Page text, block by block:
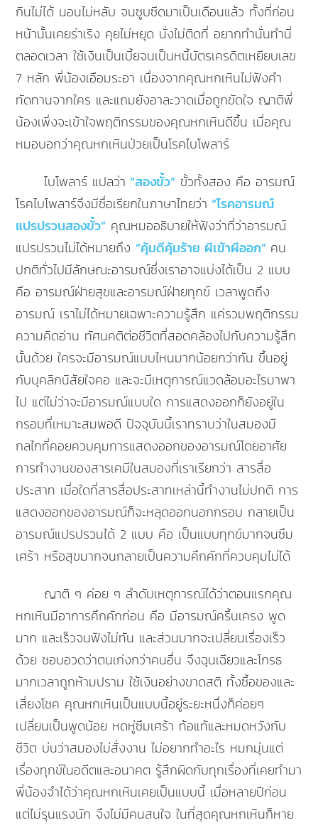
กินไม่ได้ นอนไม่หลับ จนซูบซีดมาเป็นเดือนแล้ว ทั้งที่ก่อน
หน้านั้นเคยร่าเริง คุยไม่หยุด นั่งไม่ติดที่ อยากทำนั่นทำนี่
ตลอดเวลา ใช้เงินเป็นเบี้ยจนเป็นหนี้บัตรเครดิตเหยียบเลข
7 หลัก พี่น้องเอือมระอา เนื่องจากคุณหกเหินไม่ฟังคำ
ทัดทานจากใคร และแถมยังอาละวาดเมื่อถูกขัดใจ ญาติพี่
น้องเพิ่งจะเข้าใจพฤติกรรมของคุณหกเหินดีขึ้น เมื่อคุณ
หมอบอกว่าคุณหกเหินป่วยเป็นโรคไบโพลาร์
ไบโพลาร์ แปลว่า “สองขั้ว” ขั้วทั้งสอง คือ อารมณ์
โรคไบโพลาร์จึงมีชื่อเรียกในภาษาไทยว่า “โรคอารมณ์
แปรปรวนสองขั้ว” คุณหมออธิบายให้ฟังว่าที่ว่าอารมณ์
แปรปรวนไม่ได้หมายถึง“คุ้มดีคุ้มร้าย ผีเข้าผีออก” คน
ปกติทั่วไปมีลักษณะอารมณ์ซึ่งเราอาจแบ่งได้เป็น 2 แบบ
คือ อารมณ์ฝ่ายสุขและอารมณ์ฝ่ายทุกข์ เวลาพูดถึง
อารมณ์ เราไม่ได้หมายเฉพาะความรู้สึก แค่รวมพฤติกรรม
ความคิดอ่าน ทัศนคติต่อชีวิตที่สอดคล้องไปกับความรู้สึก
นั้นด้วย ใครจะมีอารมณ์แบบไหนมากน้อยกว่ากัน ขึ้นอยู่
กับบุคลิกนิสัยใจคอ และจะมีเหตุการณ์แวดล้อมอะไรมาพา
ไป แต่ไม่ว่าจะมีอารมณ์แบบใด การแสดงออกก็ยังอยู่ใน
กรอบที่เหมาะสมพอดี ปัจจุบันนี้เราทราบว่าในสมองมี
กลไกที่คอยควบคุมการแสดงออกของอารมณ์โดยอาศัย
การทำงานของสารเคมีในสมองที่เราเรียกว่า สารสื่อ
ประสาท เมื่อใดที่สารสื่อประสาทเหล่านี้ทำงานไม่ปกติ การ
แสดงออกของอารมณ์ก็จะหลุดออกนอกกรอบ กลายเป็น
อารมณ์แปรปรวนได้ 2 แบบ คือ เป็นแบบทุกข์มากจนซึม
เศร้า หรือสุขมากจนกลายเป็นความคึกคักที่ควบคุมไม่ได้
ญาติ ๆ ค่อย ๆ ลำดับเหตุการณ์ได้ว่าตอนแรกคุณ
หกเหินมีอาการคึกคักก่อน คือ มีอารมณ์ครื้นเครง พูด
มาก และเร็วจนฟังไม่ทัน และส่วนมากจะเปลี่ยนเรื่องเร็ว
ด้วย ชอบอวดว่าตนเก่งกว่าคนอื่น จึงฉุนเฉียวและโกรธ
มากเวลาถูกห้ามปราม ใช้เงินอย่างขาดสติ ทั้งซื้อของและ
เสี่ยงโชค คุณหกเหินเป็นแบบนี้อยู่ระยะหนึ่งก็ค่อยๆ
เปลี่ยนเป็นพูดน้อย หดหู่ซึมเศร้า ท้อแท้และหมดหวังกับ
ชีวิต บ่นว่าสมองไม่สั่งงาน ไม่อยากทำอะไร หมกมุ่นแต่
เรื่องทุกข์ในอดีตและอนาคต รู้สึกผิดกับทุกเรื่องที่เคยทำมา
พี่น้องจำได้ว่าคุณหกเหินเคยเป็นแบบนี้ เมื่อหลายปีก่อน
แต่ไม่รุนแรงนัก จึงไม่มีคนสนใจ ในที่สุดคุณหกเหินก็หาย